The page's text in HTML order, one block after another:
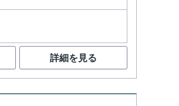
詳細を見る